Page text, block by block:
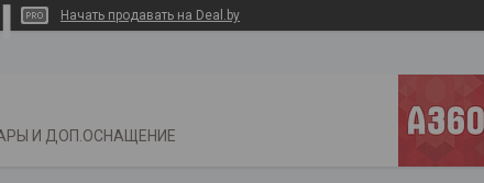
Начать продавать на Deal.by
И ДОП.ОСНАЩЕНИЕ